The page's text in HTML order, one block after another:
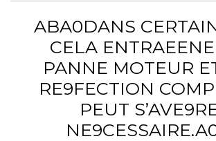
ABA0DANS
CELA
PANNE MOTEUR
RE9FECTION
PEUT